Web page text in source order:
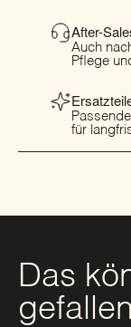
After-
Auch
Pflege
für
Das
gefallen